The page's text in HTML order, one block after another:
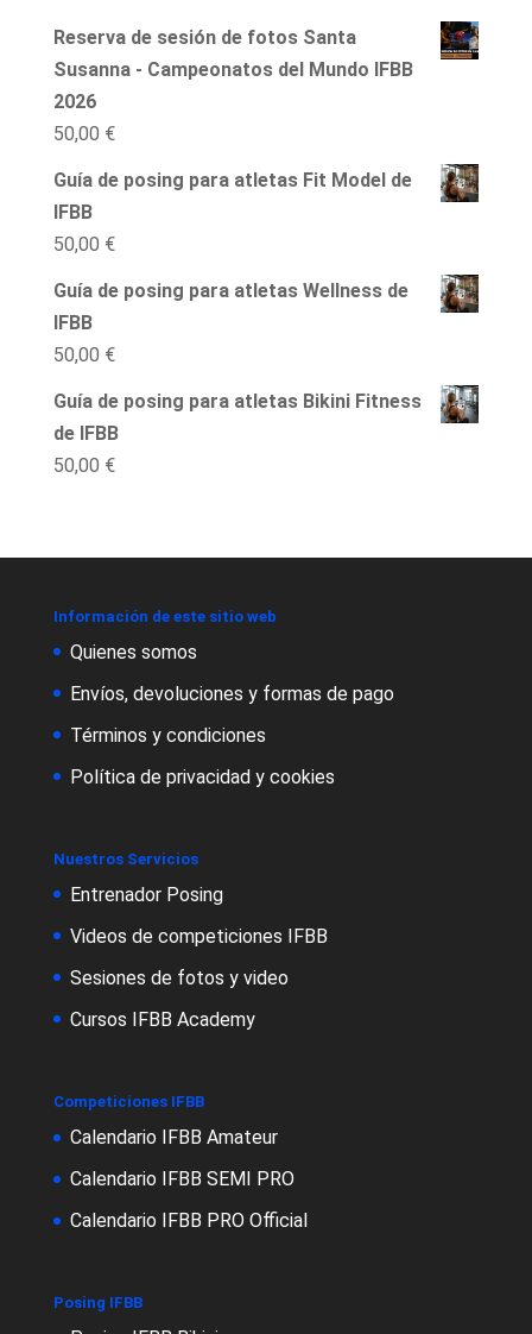
Reserva de sesión de fotos Santa
Susanna - Campeonatos del Mundo IFBB
2026
50,00 €
Guía de posing para atletas Fit Model de
IFBB
50,00 €
Guía de posing para atletas Wellness de
IFBB
50,00 €
Guía de posing para atletas Bikini Fitness
de IFBB
50,00 €
Información de este sitio web
Quienes somos
Envíos, devoluciones y formas de pago
Términos y condiciones
Política de privacidad y cookies
Nuestros Servicios
Entrenador Posing
Videos de competiciones IFBB
Sesiones de fotos y video
Cursos IFBB Academy
Competiciones IFBB
Calendario IFBB Amateur
Calendario IFBB SEMI PRO
Calendario IFBB PRO Official
Posing IFBB